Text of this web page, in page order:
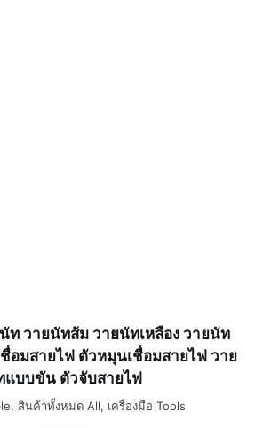
วายนัทส้ม วายนัทเหลือง วายนัท
ชื่อมสายไฟ ตัวหมุนเชื่อมสายไฟ วาย
แบบขัน ตัวจับสายไฟ
, สินค้าทั้งหมด All, เครื่องมือ Tools